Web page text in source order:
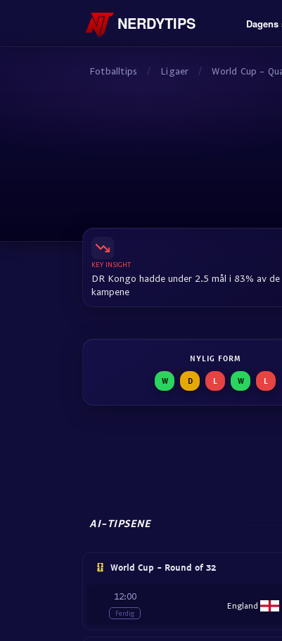
NERDYTIPS
Fotballtips / Ligaer / World Cup -
KEY INSIGHT
DR Kongo hadde under 2.5 mål i 83% av
kampene
NYLIG FORM
W D L W L
AI-TIPSENE
World Cup - Round of 32
12:00
Ferdig
England